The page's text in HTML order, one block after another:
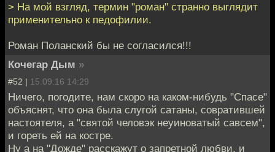
> На мой взгляд, термин "роман" странно выглядит
применительно к педофилии.
Роман Поланский бы не согласился!!!
Кочегар Дым »
#52 | 15.09.16 14:29
Ничего, погодите, нам скоро на каком-нибудь "Спасе"
объяснят, что она была слугой сатаны, совратившей
настоятеля, а "святой человэк неуиноватый савсем",
и гореть ей на костре.
Ну а на "Дожде" расскажут о запретной любви, и